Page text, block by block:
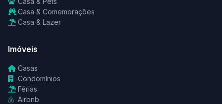
Casa & Comemorações
Casa & Lazer
Imóveis
Casas
Condomínios
Férias
Airbnb